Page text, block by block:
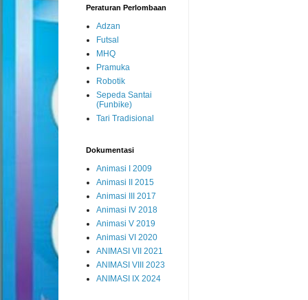
Peraturan Perlombaan
Adzan
Futsal
MHQ
Pramuka
Robotik
Sepeda Santai
(Funbike)
Tari Tradisional
Dokumentasi
Animasi I 2009
Animasi II 2015
Animasi III 2017
Animasi IV 2018
Animasi V 2019
Animasi VI 2020
ANIMASI VII 2021
ANIMASI VIII 2023
ANIMASI IX 2024